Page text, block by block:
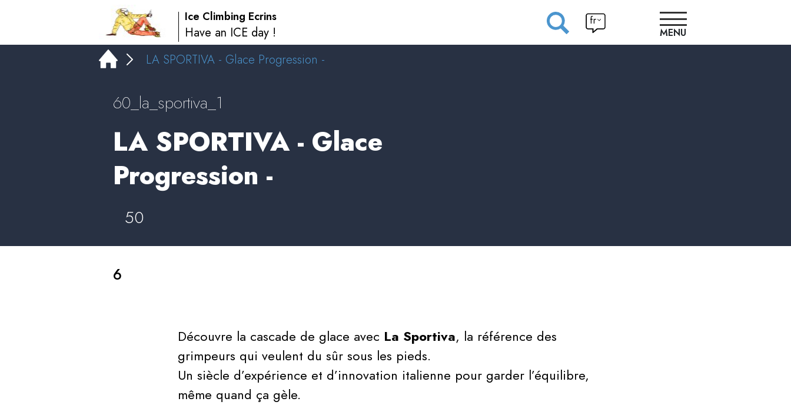
Ice Climbing Ecrins
Have an ICE day !
fr
MENU
LA SPORTIVA - Glace Progression -
60_la_sportiva_1
LA SPORTIVA - Glace
Progression -
50
6
Découvre la cascade de glace avec La Sportiva, la référence des
grimpeurs qui veulent du sûr sous les pieds.
Un siècle d’expérience et d’innovation italienne pour garder l’équilibre,
même quand ça gèle.